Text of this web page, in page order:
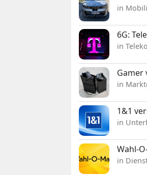
in
6G:
in
Gamer
in
1&1
in
Wahl-
in